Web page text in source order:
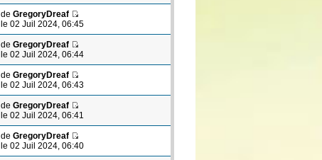
de GregoryDreaf
le 02 Juil 2024, 06:45
de GregoryDreaf
le 02 Juil 2024, 06:44
de GregoryDreaf
le 02 Juil 2024, 06:43
de GregoryDreaf
le 02 Juil 2024, 06:41
de GregoryDreaf
le 02 Juil 2024, 06:40